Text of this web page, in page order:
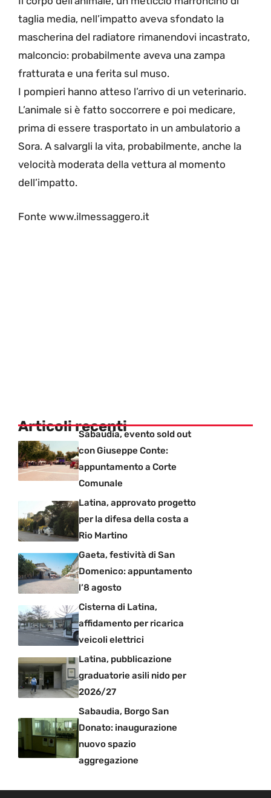
taglia media, nell’impatto aveva sfondato la
mascherina del radiatore rimanendovi incastrato,
malconcio: probabilmente aveva una zampa
fratturata e una ferita sul muso.
I pompieri hanno atteso l’arrivo di un veterinario.
L’animale si è fatto soccorrere e poi medicare,
prima di essere trasportato in un ambulatorio a
Sora. A salvargli la vita, probabilmente, anche la
velocità moderata della vettura al momento
dell’impatto.
Fonte www.ilmessaggero.it
Articoli recentiSabaudia, evento sold out
con Giuseppe Conte:
appuntamento a Corte
Comunale
Latina, approvato progetto
per la difesa della costa a
Rio Martino
Gaeta, festività di San
Domenico: appuntamento
l’8 agosto
Cisterna di Latina,
affidamento per ricarica
veicoli elettrici
Latina, pubblicazione
graduatorie asili nido per
2026/27
Sabaudia, Borgo San
Donato: inaugurazione
nuovo spazio
aggregazione